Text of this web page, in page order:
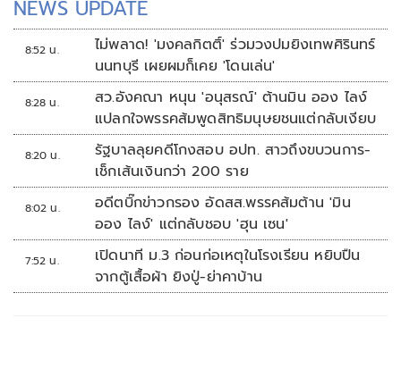
NEWS UPDATE
8:52 น.
ไม่พลาด! 'มงคลกิตติ์' ร่วมวงปมยิงเทพศิรินทร์
นนทบุรี เผยผมก็เคย 'โดนเล่น'
8:28 น.
สว.อังคณา หนุน 'อนุสรณ์' ต้านมิน ออง ไลง์
แปลกใจพรรคส้มพูดสิทธิมนุษยชนแต่กลับเงียบ
8:20 น.
รัฐบาลลุยคดีโกงสอบ อปท. สาวถึงขบวนการ-
เช็กเส้นเงินกว่า 200 ราย
8:02 น.
อดีตบิ๊กข่าวกรอง อัดสส.พรรคส้มต้าน 'มิน
ออง ไลง์' แต่กลับชอบ 'ฮุน เซน'
7:52 น.
เปิดนาที ม.3 ก่อนก่อเหตุในโรงเรียน หยิบปืน
จากตู้เสื้อผ้า ยิงปู่-ย่าคาบ้าน